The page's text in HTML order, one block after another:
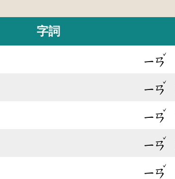
字詞
ㄧㄢ
ˇ
ㄧㄢ
ˇ
ㄧㄢ
ˇ
ㄧㄢ
ˇ
ㄧㄢ
ˇ